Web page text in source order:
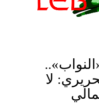
لا